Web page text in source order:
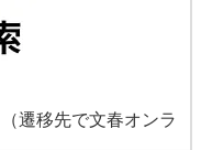
（遷移先で文春オンラ